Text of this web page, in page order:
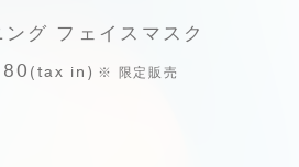
グ フェイスマスク
(tax in) ※ 限定販売